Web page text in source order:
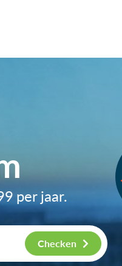
per jaar.
Checken